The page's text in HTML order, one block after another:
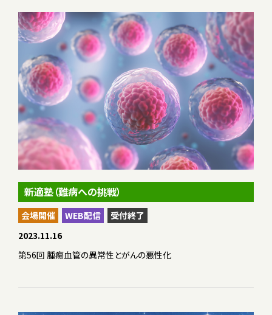
新適塾（難病への挑戦）
会場開催 WEB配信
受付終了
2023.11.16
第56回 腫瘍血管の異常性とがんの悪性化